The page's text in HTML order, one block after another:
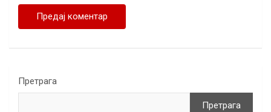
Претрага
Претрага